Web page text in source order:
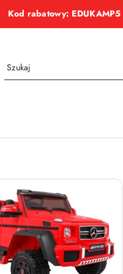
Kod rabatowy: EDUKAMP5